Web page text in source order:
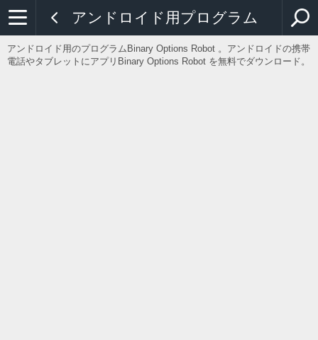
アンドロイド用プログラム
アンドロイド用のプログラムBinary Options Robot 。アンドロイドの携帯
電話やタブレットにアプリBinary Options Robot を無料でダウンロード。